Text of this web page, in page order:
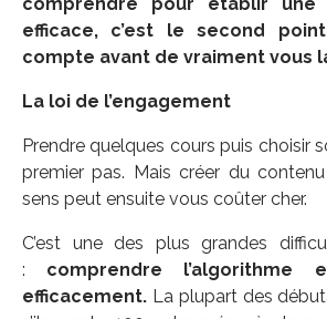
efficace, c’est le second
compte avant de vraiment vous
La loi de l’engagement
Prendre quelques cours puis choisir
premier pas. Mais créer du
sens peut ensuite vous coûter cher.
C’est une des plus grandes
: comprendre l’algorithme
efficacement. La plupart des